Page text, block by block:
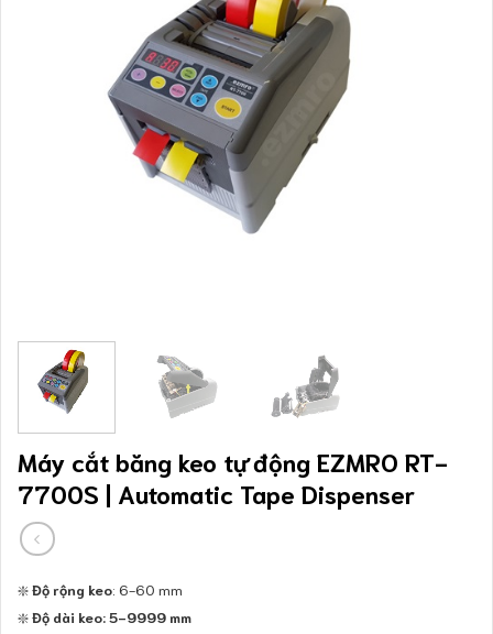
Máy cắt băng keo tự động EZMRO RT-
7700S | Automatic Tape Dispenser
❇️Độ rộng keo: 6-60 mm
❇️Độ dài keo:5-9999 mm